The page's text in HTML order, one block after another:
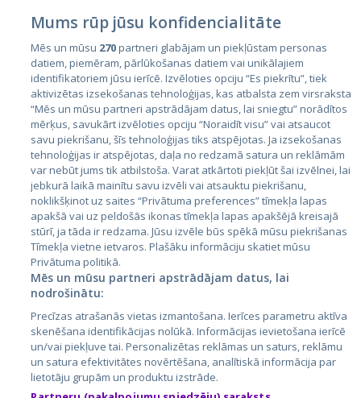
Valstis
Igaunija
Latvija
Lietuva
City24.lv
City24.ee
GetaPro.lv
GetaPro.ee
Skelbiu.lt
CVbankas.lt
Kainos.lt
Paslaugos.lt
auto24.ee
Mums rūp jūsu konfidencialitāte
Mēs un mūsu 270partneri glabājam un piekļūstam personas
datiem, piemēram, pārlūkošanas datiem vai unikālajiem
identifikatoriem jūsu ierīcē. Izvēloties opciju “Es piekrītu”, tiek
aktivizētas izsekošanas tehnoloģijas, kas atbalsta zem virsraksta
“Mēs un mūsu partneri apstrādājam datus, lai sniegtu” norādītos
mērķus, savukārt izvēloties opciju “Noraidīt visu” vai atsaucot
savu piekrišanu, šīs tehnoloģijas tiks atspējotas. Ja izsekošanas
tehnoloģijas ir atspējotas, daļa no redzamā satura un reklāmām
var nebūt jums tik atbilstoša. Varat atkārtoti piekļūt šai izvēlnei, lai
jebkurā laikā mainītu savu izvēli vai atsauktu piekrišanu,
noklikšķinot uz saites “Privātuma preferences” tīmekļa lapas
apakšā vai uz peldošās ikonas tīmekļa lapas apakšējā kreisajā
stūrī, ja tāda ir redzama. Jūsu izvēle būs spēkā mūsu piekrišanas
Tīmekļa vietne ietvaros. Plašāku informāciju skatiet mūsu
Privātuma politikā.
Mēs un mūsu partneri apstrādājam datus, lai
nodrošinātu:
Precīzas atrašanās vietas izmantošana. Ierīces parametru aktīva
skenēšana identifikācijas nolūkā. Informācijas ievietošana ierīcē
un/vai piekļuve tai. Personalizētas reklāmas un saturs, reklāmu
un satura efektivitātes novērtēšana, analītiskā informācija par
lietotāju grupām un produktu izstrāde.